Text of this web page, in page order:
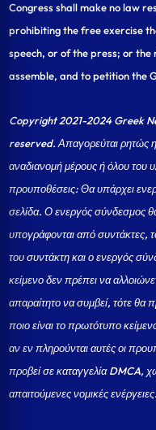
Congress shall make no law
prohibiting the free exercise
speech, or of the press; or
assemble, and to petition the
Copyright 2021-2024 Greek
reserved. Απαγορεύται ρητώς
αναδιανομή μέρους ή όλου του
προυποθέσεις: Θα υπάρχει
σελίδα.Ο ενεργός σύνδεσμος
υπογράφονται από συντάκτες,
του συντάκτη και ο ενεργός
κείμενο δεν πρέπει να
απαραίτητο να συμβεί, τότε θα
ποιο είναι το πρωτότυπο
αν εν πληρούνται αυτές οι
προβεί σε καταγγελία DMCA,
απαιτούμενες νομικές ενέργειες.